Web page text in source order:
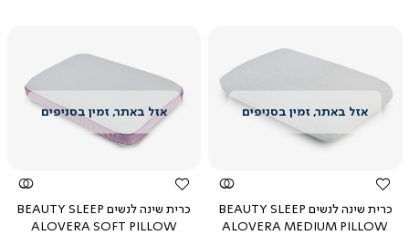
צפייה
מהירה
כרית שינה לנשים BEAUTY SLEEP
ALOVERA MEDIUM PILLOW
צפייה
מהירה
כרית שינה לנשים BEAUTY SLEEP
ALOVERA SOFT PILLOW